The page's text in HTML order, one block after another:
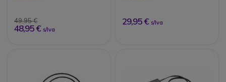
49,95 €
48,95 € s/Iva
29,95 € s/Iva